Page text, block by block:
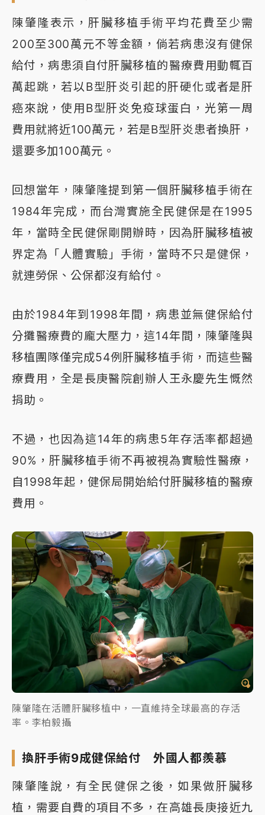
陳肇隆表示，肝臟移植手術平均花費至少需
200至300萬元不等金額，倘若病患沒有健保
給付，病患須自付肝臟移植的醫療費用動輒百
萬起跳，若以B型肝炎引起的肝硬化或者是肝
癌來說，使用B型肝炎免疫球蛋白，光第一周
費用就將近100萬元，若是B型肝炎患者換肝，
還要多加100萬元。
回想當年，陳肇隆提到第一個肝臟移植手術在
1984年完成，而台灣實施全民健保是在1995
年，當時全民健保剛開辦時，因為肝臟移植被
界定為「人體實驗」手術，當時不只是健保，
就連勞保、公保都沒有給付。
由於1984年到1998年間，病患並無健保給付
分攤醫療費的龐大壓力，這14年間，陳肇隆與
移植團隊僅完成54例肝臟移植手術，而這些醫
療費用，全是長庚醫院創辦人王永慶先生慨然
捐助。
不過，也因為這14年的病患5年存活率都超過
90%，肝臟移植手術不再被視為實驗性醫療，
自1998年起，健保局開始給付肝臟移植的醫療
費用。
陳肇隆在活體肝臟移植中，一直維持全球最高的存活
率。李柏毅攝
換肝手術9成健保給付 外國人都羨慕
陳肇隆說，有全民健保之後，如果做肝臟移
植，需要自費的項目不多，在高雄長庚接近九